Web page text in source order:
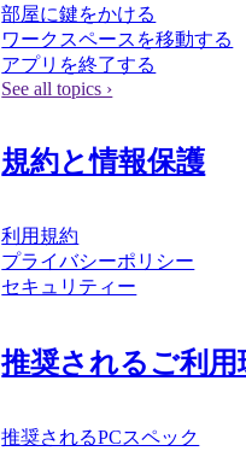
部屋に鍵をかける
ワークスペースを移動する
アプリを終了する
See all topics ›
規約と情報保護
利用規約
プライバシーポリシー
セキュリティー
推奨されるご利用
推奨されるPCスペック